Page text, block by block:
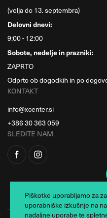
(velja do 13. septembra)
Delovni dnevi:
9:00 - 12:00
Sobote, nedelje in prazniki:
ZAPRTO
Odprto ob dogodkih in po
KONTAKT
info@xcenter.si
+386 30 363 059
SLEDITE NAM
Piškotke uporabljamo za
uporabniške izkušnje na
nadaljne uporabe te